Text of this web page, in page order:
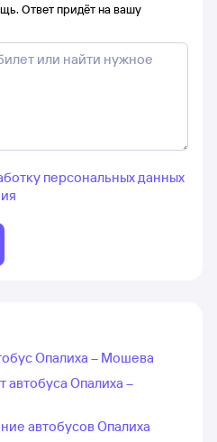
Ответ придёт на вашу
персональных данных
Опалиха – Мошева
автобуса Опалиха –
автобусов Опалиха